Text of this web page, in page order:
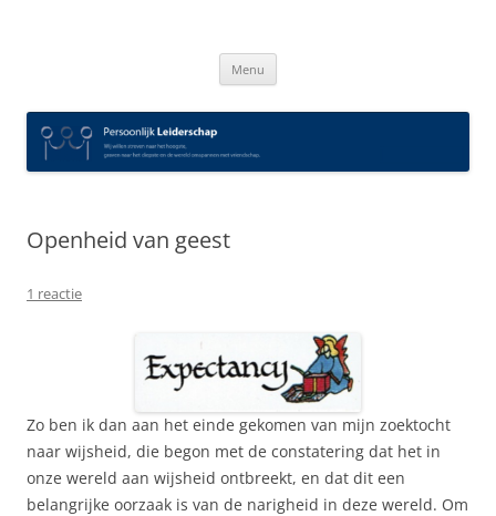
Menu
Openheid van geest
1 reactie
Zo ben ik dan aan het einde gekomen van mijn zoektocht
naar wijsheid, die begon met de constatering dat het in
onze wereld aan wijsheid ontbreekt, en dat dit een
belangrijke oorzaak is van de narigheid in deze wereld. Om